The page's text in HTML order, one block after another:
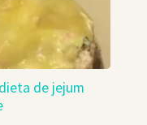
de jejum